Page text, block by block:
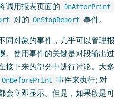
调用报表页面的 OnAfterPrint
对的 OnStopReport 事件。
对象的事件，几乎可以管理报
。使用事件的关键是对段输出过
接下来的部分中进行讨论。大多
OnBeforePrint 事件来执行; 对
会立即显示。但是，如果段是可